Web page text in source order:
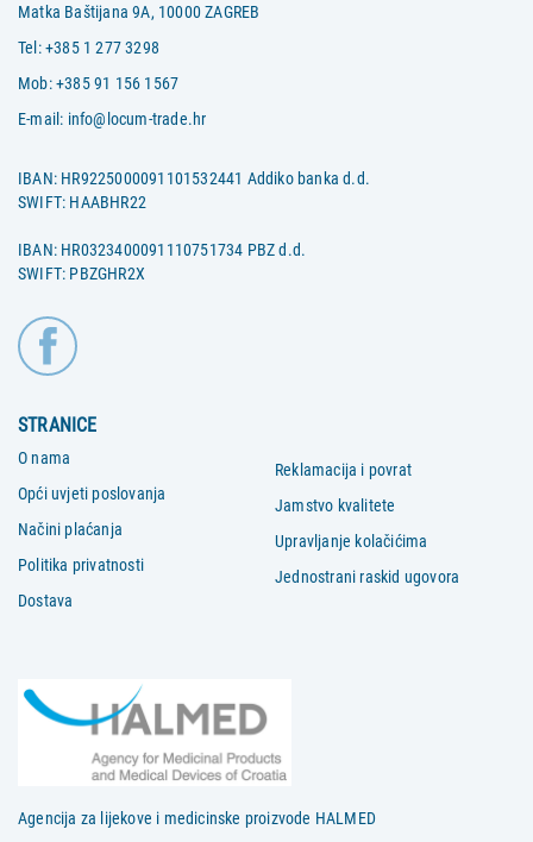
Matka Baštijana 9A, 10000 ZAGREB
Tel:+385 1 277 3298
Mob:+385 91 156 1567
E-mail: info@locum-trade.hr
IBAN: HR9225000091101532441 Addiko banka d.d.
SWIFT: HAABHR22
IBAN: HR0323400091110751734 PBZ d.d.
SWIFT: PBZGHR2X
STRANICE
O nama
Opći uvjeti poslovanja
Načini plaćanja
Politika privatnosti
Dostava
Reklamacija i povrat
Jamstvo kvalitete
Upravljanje kolačićima
Jednostrani raskid ugovora
Agencija za lijekove i medicinske proizvode HALMED